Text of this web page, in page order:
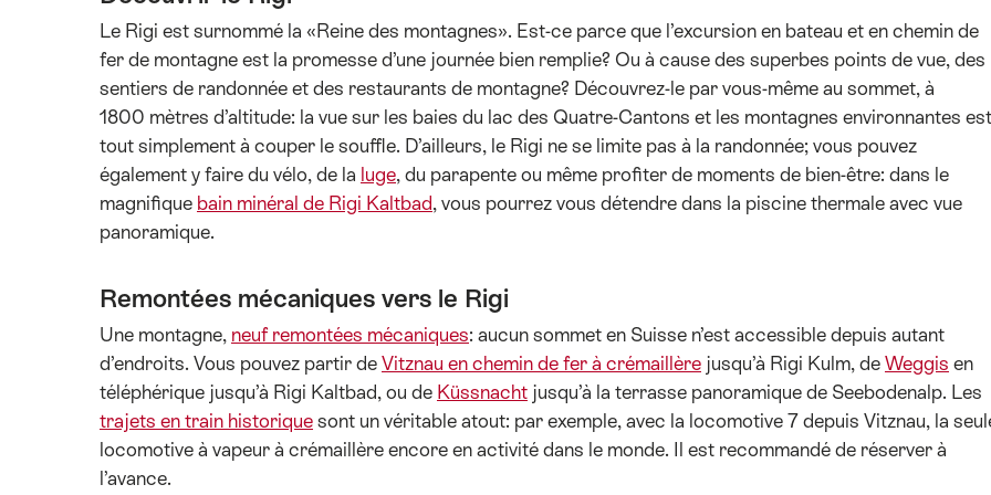
Le Rigi est surnommé la «Reine des montagnes». Est-ce parce que l’excursion en bateau et en chemin de
fer de montagne est la promesse d’une journée bien remplie? Ou à cause des superbes points de vue, des
sentiers de randonnée et des restaurants de montagne? Découvrez-le par vous-même au sommet, à
1800 mètres d’altitude: la vue sur les baies du lac des Quatre-Cantons et les montagnes environnantes est
tout simplement à couper le souffle. D’ailleurs, le Rigi ne se limite pas à la randonnée; vous pouvez
également y faire du vélo, de la luge, du parapente ou même profiter de moments de bien-être: dans le
magnifique bain minéral de Rigi Kaltbad, vous pourrez vous détendre dans la piscine thermale avec vue
panoramique.
Remontées mécaniques vers le Rigi
Une montagne, neuf remontées mécaniques: aucun sommet en Suisse n’est accessible depuis autant
d’endroits. Vous pouvez partir de Vitznau en chemin de fer à crémaillère jusqu’à Rigi Kulm, de Weggis en
téléphérique jusqu’à Rigi Kaltbad, ou de Küssnacht jusqu’à la terrasse panoramique de Seebodenalp. Les
trajets en train historique sont un véritable atout: par exemple, avec la locomotive 7 depuis Vitznau, la
locomotive à vapeur à crémaillère encore en activité dans le monde. Il est recommandé de réserver à
l’avance.